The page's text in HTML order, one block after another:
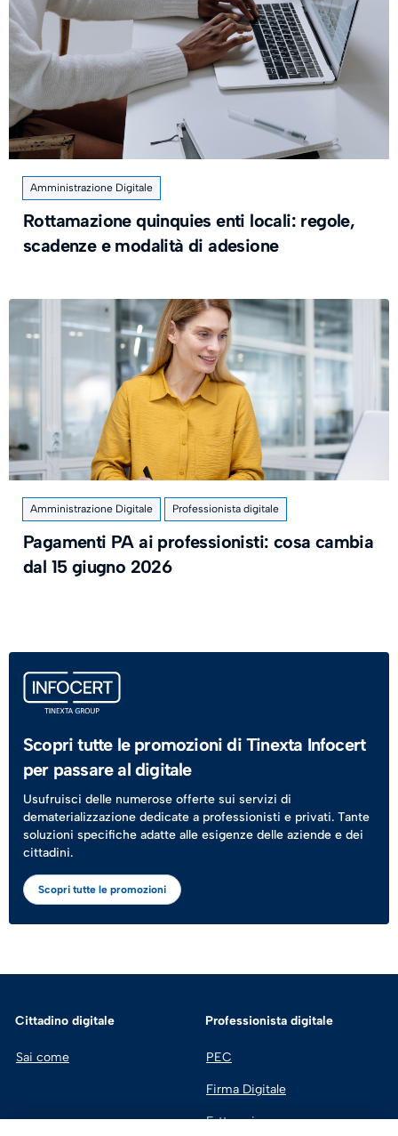
Amministrazione Digitale
Rottamazione quinquies enti locali: regole,
scadenze e modalità di adesione
Amministrazione Digitale Professionista digitale
Pagamenti PA ai professionisti: cosa cambia
dal 15 giugno 2026
Scopri tutte le promozioni di Tinexta Infocert
per passare al digitale
Usufruisci delle numerose offerte sui servizi di
dematerializzazione dedicate a professionisti e privati. Tante
soluzioni specifiche adatte alle esigenze delle aziende e dei
cittadini.
Scopri tutte le promozioni
Cittadino digitale
Sai come
Professionista digitale
PEC
Firma Digitale
Fatturazione